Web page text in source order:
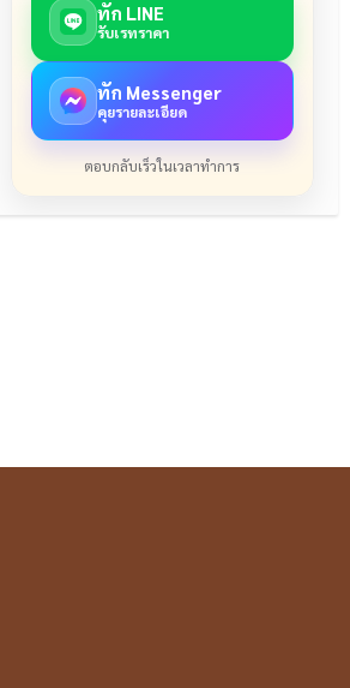
ทัก LINE
รับเรทราคา
ทัก Messenger
คุยรายละเอียด
ตอบกลับเร็วในเวลาทำการ